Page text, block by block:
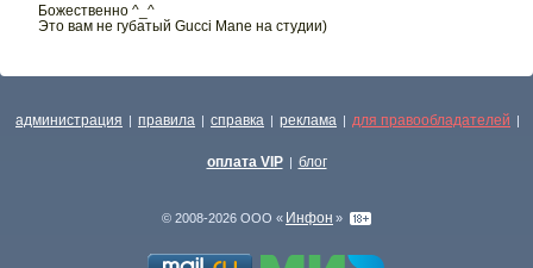
Божественно ^_^
Это вам не губатый Gucci Mane на студии)
администрация | правила | справка | реклама | для правообладателей |
оплата VIP | блог
© 2008-2026 ООО « Инфон »